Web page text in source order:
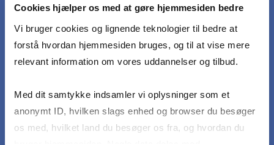
Cookies hjælper os med at gøre hjemmesiden bedre
Vi bruger cookies og lignende teknologier til bedre at
forstå hvordan hjemmesiden bruges, og til at vise mere
relevant information om vores uddannelser og tilbud.
Med dit samtykke indsamler vi oplysninger som et
anonymt ID, hvilken slags enhed og browser du besøger
os med, hvilket land du besøger os fra, og hvordan du
økonomi under forskellige valutakursregimer.
muligheder for at tilpasse økonomien til ændrede
rammebetingelser på mellemlangt og langt sigt.